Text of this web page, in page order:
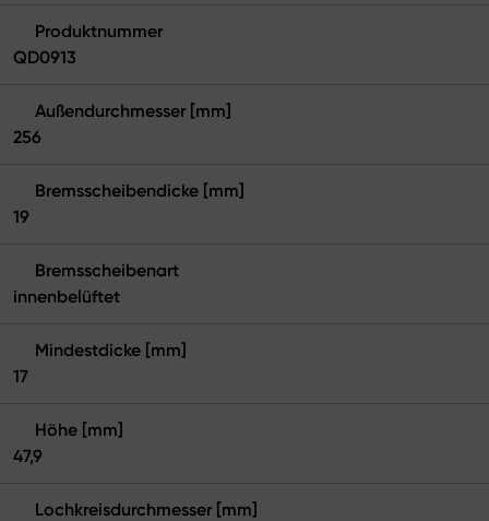
Produktnummer
QD0913
Außendurchmesser [mm]
256
Bremsscheibendicke [mm]
19
Bremsscheibenart
innenbelüftet
Mindestdicke [mm]
17
Höhe [mm]
47,9
Lochkreisdurchmesser [mm]